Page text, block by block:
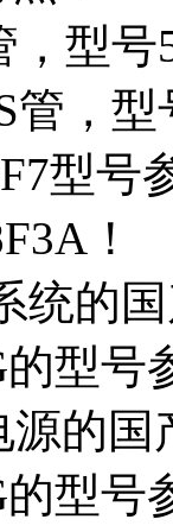
，型
管，
型
！
统的
的型号
源的
的型号